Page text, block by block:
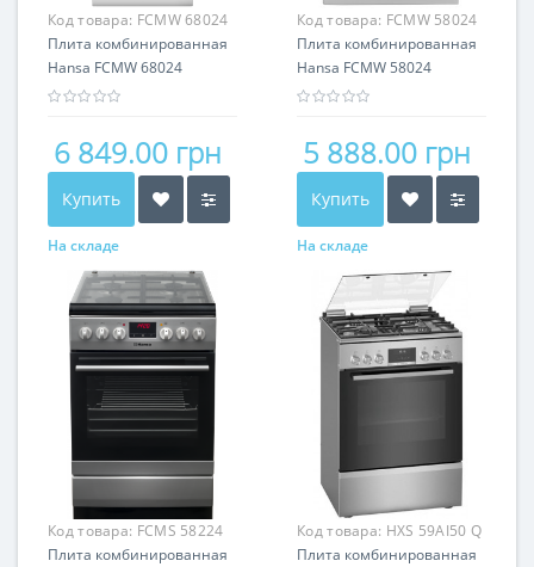
Код товара: FCMW 68024
Плита комбинированная
Hansa FCMW 68024
6 849.00 грн
Купить
На складе
Код товара: FCMW 58024
Плита комбинированная
Hansa FCMW 58024
5 888.00 грн
Купить
На складе
Код товара: FCMS 58224
Плита комбинированная
Код товара: HXS 59AI50 Q
Плита комбинированная